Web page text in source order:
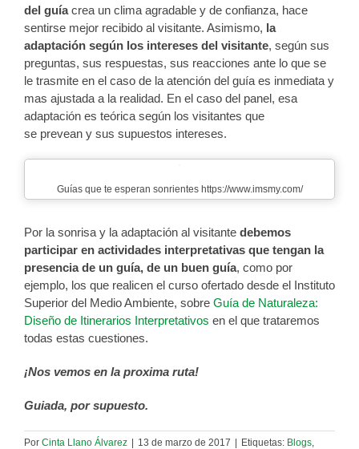
del guíacrea un clima agradable y de confianza, hace
sentirse mejor recibido al visitante. Asimismo, la
adaptación según los intereses del visitante, según sus
preguntas, sus respuestas, sus reacciones ante lo que se
le trasmite en el caso de la atención del guía es inmediata y
mas ajustada a la realidad. En el caso del panel, esa
adaptación es teórica según los visitantes que
se prevean y sus supuestos intereses.
Guías que te esperan sonrientes https://www.imsmy.com/
Por la sonrisa y la adaptación al visitante debemos
participar en actividades interpretativas que tengan la
presencia de un guía, de un buen guía, como por
ejemplo, los que realicen el curso ofertado desde el Instituto
Superior del Medio Ambiente, sobre Guía de Naturaleza:
Diseño de Itinerarios Interpretativos en el que trataremos
todas estas cuestiones.
¡Nos vemos en la proxima ruta!
Guiada, por supuesto.
Por Cinta Llano Álvarez 13 de marzo de 2017 Etiquetas: Blogs,